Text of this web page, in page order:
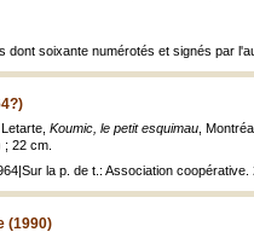
dont soixante numérotés et signés par
Koumic, le petit esquimau ,
22 cm.
la p. de t.: Association
(1990)